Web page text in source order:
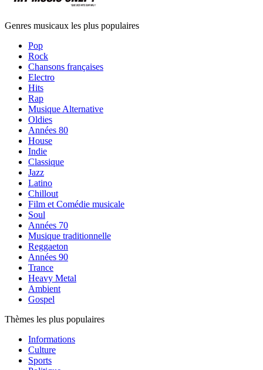
Genres musicaux les plus populaires
Pop
Rock
Chansons françaises
Electro
Hits
Rap
Musique Alternative
Oldies
Années 80
House
Indie
Classique
Jazz
Latino
Chillout
Film et Comédie musicale
Soul
Années 70
Musique traditionnelle
Reggaeton
Années 90
Trance
Heavy Metal
Ambient
Gospel
Thèmes les plus populaires
Informations
Culture
Sports